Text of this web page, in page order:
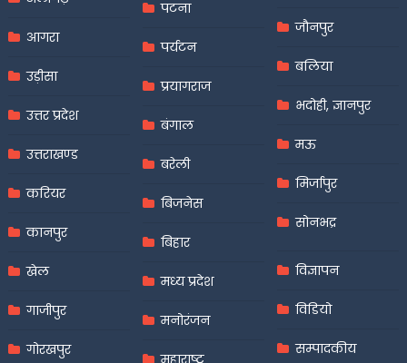
आगरा
उड़ीसा
उत्तर प्रदेश
उत्तराखण्ड
करियर
कानपुर
खेल
गाजीपुर
गोरखपुर
पटना
पर्यटन
प्रयागराज
बंगाल
बरेली
बिजनेस
बिहार
मध्य प्रदेश
मनोरंजन
महाराष्ट्र
जौनपुर
बलिया
भदोही, ज्ञानपुर
मऊ
मिर्जापुर
सोनभद्र
विज्ञापन
विडियो
सम्पादकीय